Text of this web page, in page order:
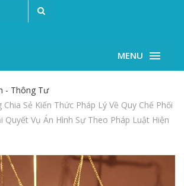
MENU
- Thông Tư
Sẻ Kiến Thức Pháp Lý Về Quy Chế Phối
Quyết Vụ Án Hình Sự Theo Pháp Luật Hiện